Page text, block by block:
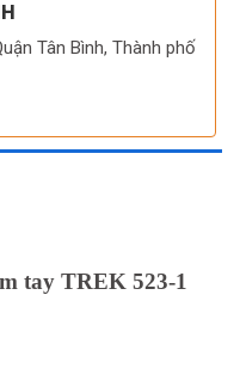
Tân Bình, Thành phố
tay TREK 523-1